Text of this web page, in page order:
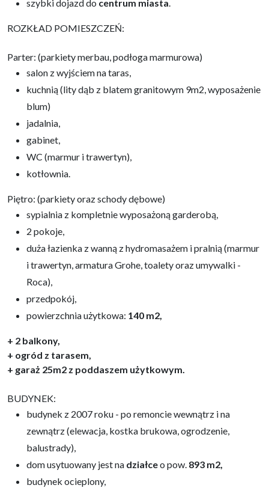
szybki dojazd do centrum miasta
ROZKŁAD POMIESZCZEŃ:
Parter: (parkiety merbau, podłoga marmurowa)
salon z wyjściem na taras,
kuchnią (lity dąb z blatem granitowym 9m2, wyposażenie
blum)
jadalnia,
gabinet,
WC (marmur i trawertyn),
kotłownia.
Piętro: (parkiety oraz schody dębowe)
sypialnia z kompletnie wyposażoną garderobą,
2 pokoje,
duża łazienka z wanną z hydromasażem i pralnią (marmur
i trawertyn, armatura Grohe, toalety oraz umywalki -
Roca),
przedpokój,
powierzchnia użytkowa: 140 m2,
+ 2 balkony,
+ ogród z tarasem,
+ garaż 25m2 z poddaszem użytkowym.
BUDYNEK:
budynek z 2007 roku - po remoncie wewnątrz i na
zewnątrz (elewacja, kostka brukowa, ogrodzenie,
balustrady),
dom usytuowany jest na działceo pow. 893 m2,
budynek ocieplony,